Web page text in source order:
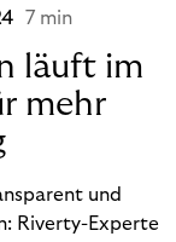
7 min
läuft im
mehr
und
Riverty-Experte